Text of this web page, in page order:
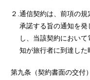
２.通信契約は、前項の
承諾する旨の通知を
し、当該契約におい
知が旅行者に到達した
第九条（契約書面の交付）